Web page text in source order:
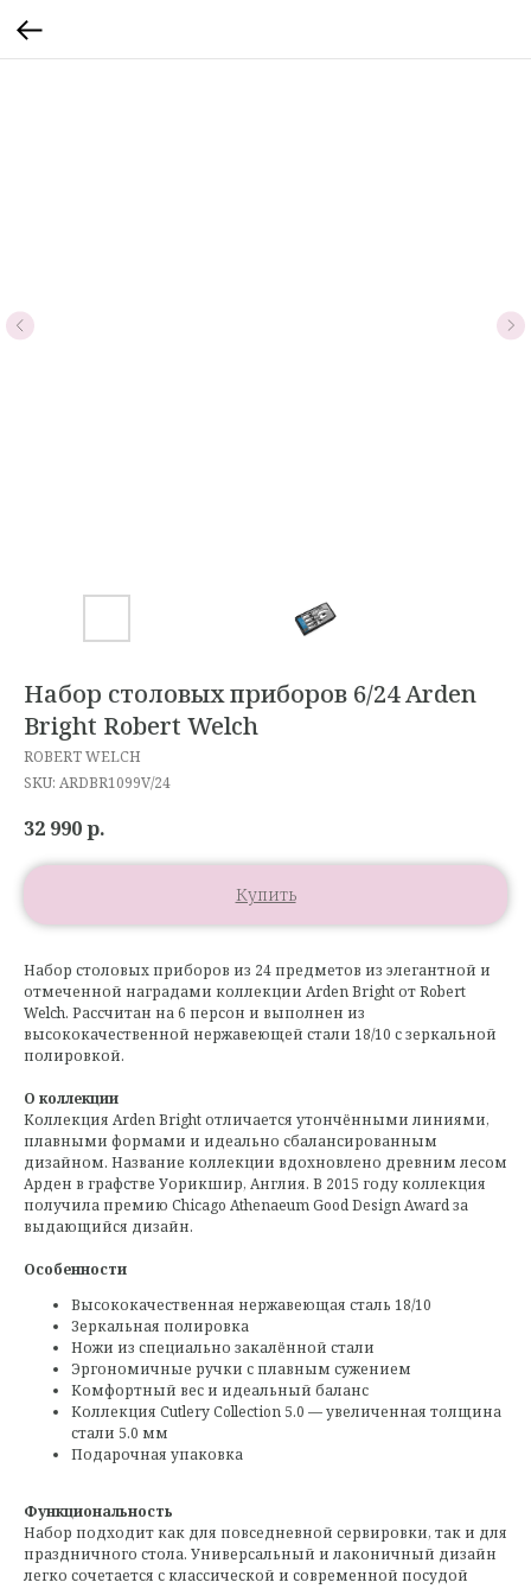
Набор столовых приборов 6/24 Arden
Bright Robert Welch
ROBERT WELCH
SKU: ARDBR1099V/24
32 990р.
Купить
Набор столовых приборов из 24 предметов из элегантной и
отмеченной наградами коллекции Arden Bright от Robert
Welch. Рассчитан на 6 персон и выполнен из
высококачественной нержавеющей стали 18/10 с зеркальной
полировкой.
О коллекции
Коллекция Arden Bright отличается утончёнными линиями,
плавными формами и идеально сбалансированным
дизайном. Название коллекции вдохновлено древним лесом
Арден в графстве Уорикшир, Англия. В 2015 году коллекция
получила премию Chicago Athenaeum Good Design Award за
выдающийся дизайн.
Особенности
Высококачественная нержавеющая сталь 18/10
Зеркальная полировка
Ножи из специально закалённой стали
Эргономичные ручки с плавным сужением
Комфортный вес и идеальный баланс
Коллекция Cutlery Collection 5.0 — увеличенная толщина
стали 5.0 мм
Подарочная упаковка
Функциональность
Набор подходит как для повседневной сервировки, так и для
праздничного стола. Универсальный и лаконичный дизайн
легко сочетается с классической и современной посудой